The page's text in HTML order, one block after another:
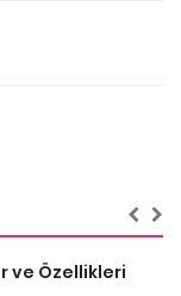
ve Özellikleri